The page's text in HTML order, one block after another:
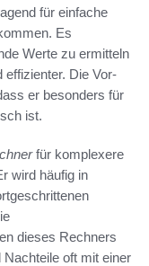
für einfache
Es
Werte zu ermitteln
effizienter. Die Vor-
er besonders für
ist.
für komplexere
wird häufig in
dieses Rechners
oft mit einer